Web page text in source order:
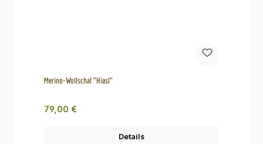
Merino-Wollschal "Hiasl"
Regulärer Preis:
79,00 €
Details